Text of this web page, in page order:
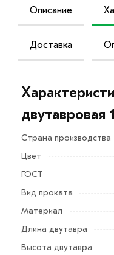
Описание
Доставка
двутавровая
Страна производства
Цвет
ГОСТ
Вид проката
Материал
Длина двутавра
Высота двутавра